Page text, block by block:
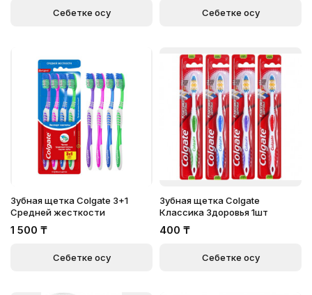
Себетке қосу Себетке қосу
Зубная щетка Colgate 3+1
Средней жесткости
1 500 ₸
Себетке қосу
Зубная щетка Colgate
Классика Здоровья 1шт
400 ₸
Себетке қосу